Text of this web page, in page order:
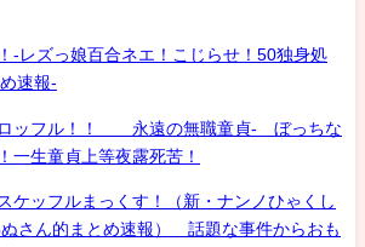
-レズっ娘百合ネエ！こじらせ！50独身処
速報-
ロッフル！！ 永遠の無職童貞- ぼっちな
一生童貞上等夜露死苦！
ケッフルまっくす！（新・ナンノひゃくし
さん的まとめ速報） 話題な事件からおも